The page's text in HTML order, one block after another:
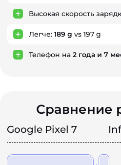
Высокая скорость
Легче: 189 g vs 197 g
Телефон на 2 года и 7
Сравнение
Google Pixel 7